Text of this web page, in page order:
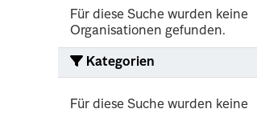
Für diese Suche wurden keine
Organisationen gefunden.
Kategorien
Für diese Suche wurden keine